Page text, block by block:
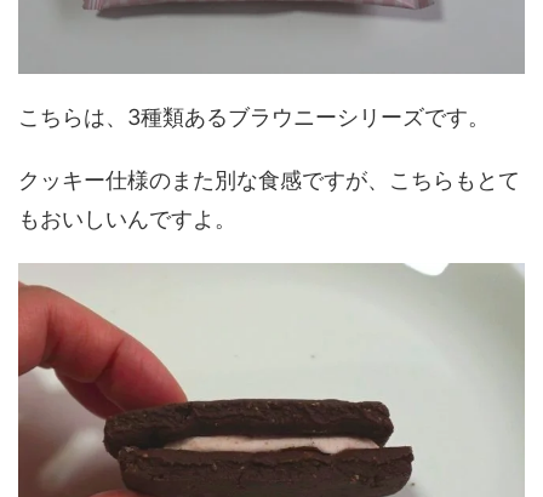
こちらは、3種類あるブラウニーシリーズです。
クッキー仕様のまた別な食感ですが、こちらもとて
もおいしいんですよ。